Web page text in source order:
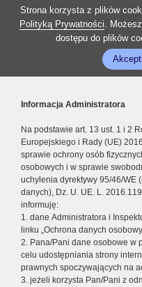
Strona korzysta z plików
Polityką Prywatności.
dostępu do plików
Informacja Administratora
Na podstawie art. 13 ust. 1 i 2
Europejskiego i Rady (UE)
sprawie ochrony osób
osobowych i w sprawie
uchylenia dyrektywy 95/46/WE
danych), Dz. U. UE. L.
informuję:
1. dane Administratora i
linku „Ochrona danych
2. Pana/Pani dane osobowe w
celu udostępniania strony
prawnych spoczywających na
3. jeżeli korzysta Pan/Pani z